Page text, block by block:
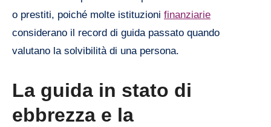
o prestiti, poiché molte istituzioni finanziarie
considerano il record di guida passato quando
valutano la solvibilità di una persona.
La guida in stato di
ebbrezza e la